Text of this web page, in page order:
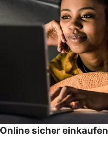
Online sicher einkaufen